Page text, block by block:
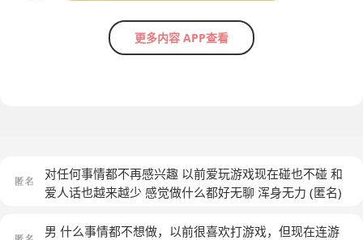
更多内容 APP查看
对任何事情都不再感兴趣 以前爱玩游戏现在碰也不碰 和
爱人话也越来越少 感觉做什么都好无聊 浑身无力 (匿名)
男 什么事情都不想做，以前很喜欢打游戏，但现在连游